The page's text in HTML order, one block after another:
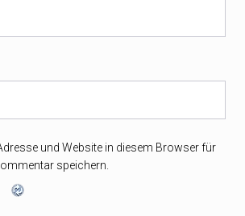
und Website in diesem Browser für
speichern.